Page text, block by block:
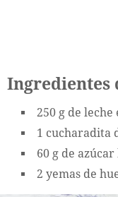
Ingredientes
250 g de leche
1 cucharadita
60 g de
2 yemas de